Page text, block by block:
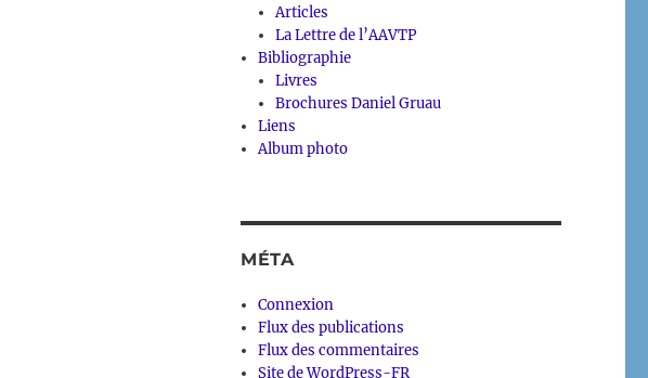
Articles
La Lettre de l’AAVTP
Bibliographie
Livres
Brochures Daniel Gruau
Liens
Album photo
MÉTA
Connexion
Flux des publications
Flux des commentaires
Site de WordPress-FR